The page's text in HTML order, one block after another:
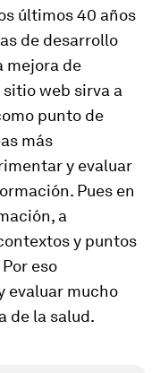
últimos 40 años
de desarrollo
mejora de
web sirva a
punto de
más
y evaluar
Pues en
a
y puntos
eso
evaluar mucho
de la salud.